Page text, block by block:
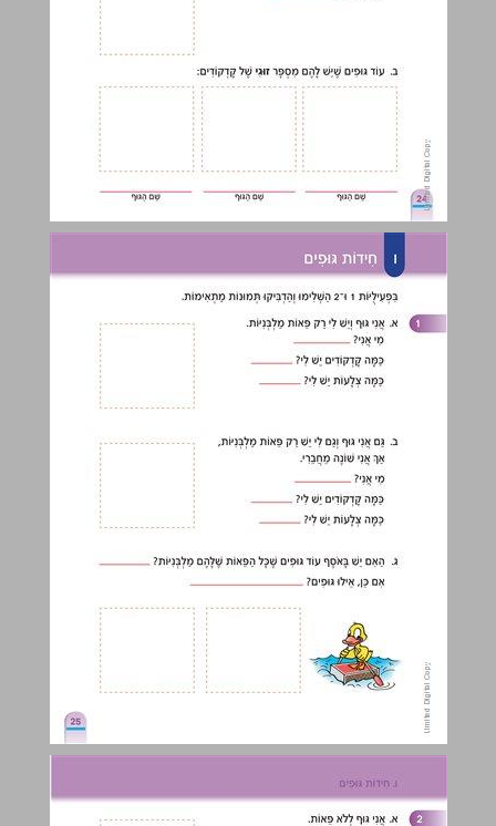
ו חִידוֹת גּוּפִים ... 25